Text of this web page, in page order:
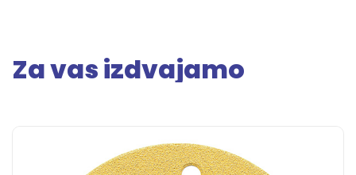
Za vas izdvajamo